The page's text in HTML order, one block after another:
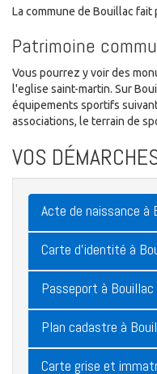
La commune de Bouillac fait
Patrimoine
Vous pourrez y voir des
l'eglise saint-martin. Sur
équipements sportifs
associations, le terrain de
VOS
Acte de naissance à
Carte d'identité à
Passeport à Bouillac
Plan cadastre à
Carte grise et